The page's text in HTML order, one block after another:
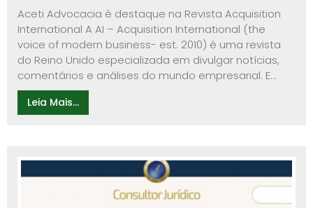
Aceti Advocacia é destaque na Revista Acquisition
International A AI – Acquisition International (the
voice of modern business- est. 2010) é uma revista
do Reino Unido especializada em divulgar notícias,
comentários e análises do mundo empresarial. E...
Leia Mais...